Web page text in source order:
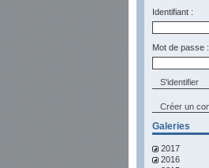
Identifiant :
Mot de passe :
Créer un
Galeries
2017
2016